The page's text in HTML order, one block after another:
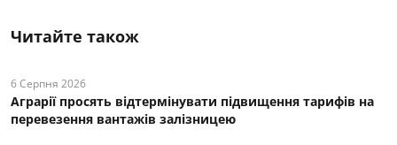
Читайте також
6 Серпня 2026
Аграрії просять відтермінувати підвищення тарифів на
перевезення вантажів залізницею